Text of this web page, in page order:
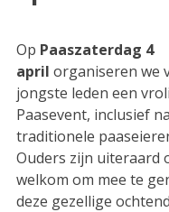
Op Paaszaterdag 4
april organiseren we
jongste leden een
Paasevent, inclusief
traditionele
Ouders zijn uiteraard
welkom om mee te
deze gezellige